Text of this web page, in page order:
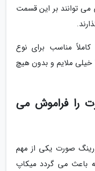
می توانند بر این قسمت
مناسب برای نوع
خیلی ملایم و بدون هیچ
را فراموش می
صورت یکی از مهم
می گردد میکاپ